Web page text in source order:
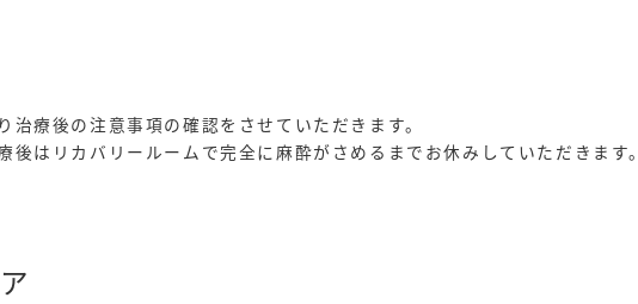
治療後の注意事項の確認をさせていただきます。
後はリカバリールームで完全に麻酔がさめるまでお休みしていただきます。